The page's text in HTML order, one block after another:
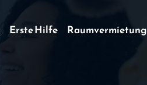
Erste Hilfe Raumvermietung